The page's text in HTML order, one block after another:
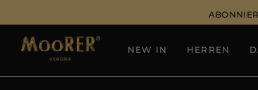
NEW IN HERREN